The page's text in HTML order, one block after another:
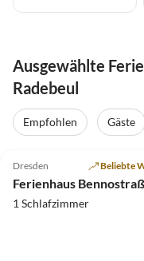
Ausgewählte
Radebeul
Empfohlen Gäste
Dresden Beliebte
Ferienhaus
1 Schlafzimmer